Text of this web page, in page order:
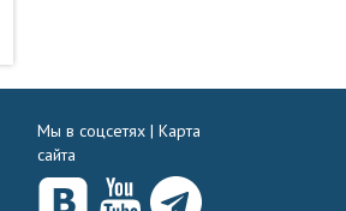
Мы в соцсетях | Карта
сайта